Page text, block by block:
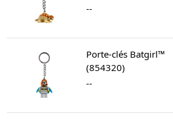
--
Porte-clés Batgirl™
(854320)
--